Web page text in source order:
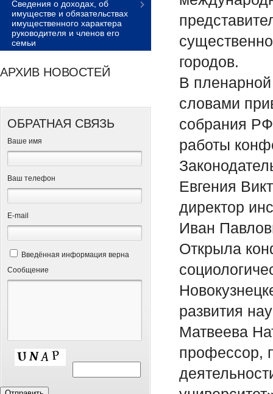
Сведения о доходах, об
имуществе и обязательствах
имущественного характера
руководителя и членов его
семьи
АРХИВ НОВОСТЕЙ
ОБРАТНАЯ СВЯЗЬ
Ваше имя
Ваш телефон
Е-mail
Введённая информация верна
Сообщение
городов.
В пленарной
словами
собрания
работы
Евгения
директор
Иван
Открыла
развития
Матвеева
профессор,